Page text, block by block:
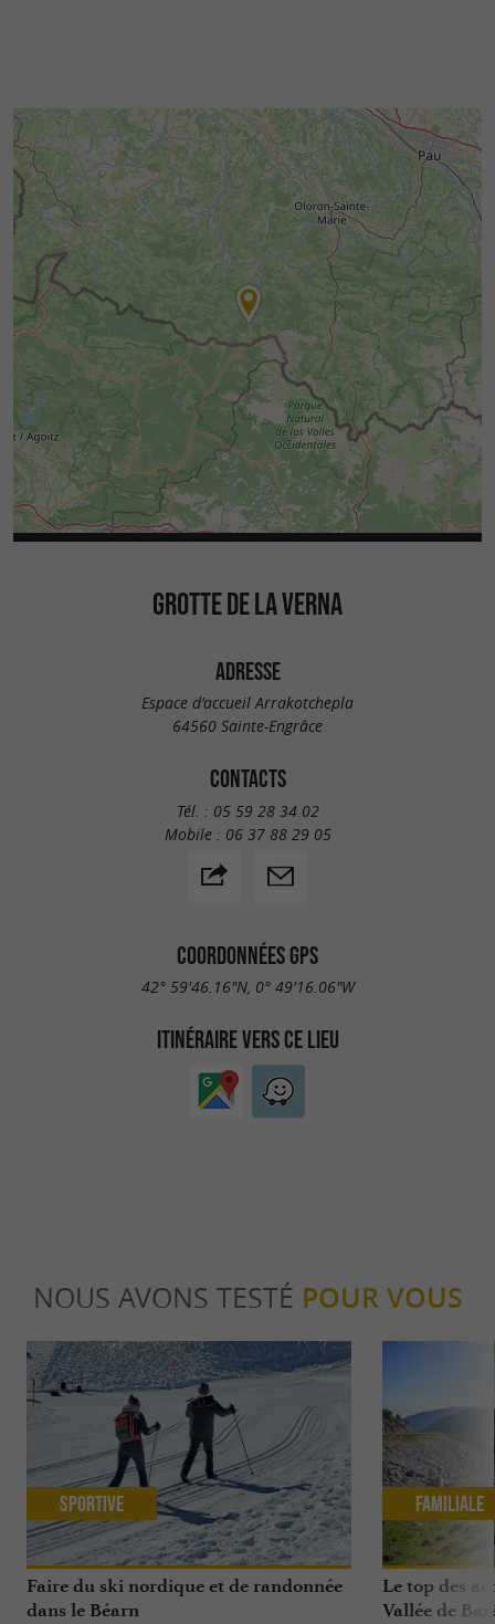
À RETROUVER SURLE BLOG DU
GUIDE BÉARN PYRÉNÉES...
Aventure insolite dans les entrailles de la Terre :
la Grotte de la Verna
GROTTE DE LA VERNA
ADRESSE
Espace d'accueil Arrakotchepla
64560 Sainte-Engrâce
CONTACTS
Tél. : 05 59 28 34 02
Mobile : 06 37 88 29 05
COORDONNÉES GPS
42° 59'46.16"N, 0° 49'16.06"W
ITINÉRAIRE VERS CE LIEU
NOUS AVONS TESTÉ POUR VOUS
Faire du ski nordique et de randonnée
dans le Béarn
Sportive
Le top des
Vallée de
Familiale